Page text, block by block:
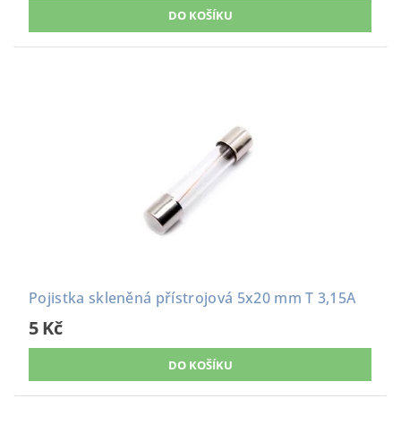
Pojistka skleněná přístrojová 5x20 mm T 3,15A
5 Kč